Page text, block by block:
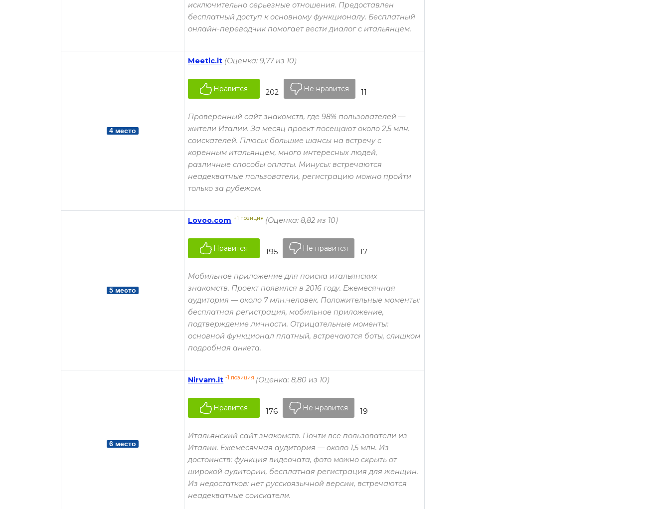
исключительно серьезные отношения. Предоставлен
бесплатный доступ к основному функционалу. Бесплатный
онлайн-переводчик помогает вести диалог с итальянцем.
4 место
Meetic.it (Оценка: 9,77 из 10)
Нравится 202 Не нравится 11
Проверенный сайт знакомств, где 98% пользователей —
жители Италии. За месяц проект посещают около 2,5 млн.
соискателей. Плюсы: большие шансы на встречу с
коренным итальянцем, много интересных людей,
различные способы оплаты. Минусы: встречаются
неадекватные пользователи, регистрацию можно пройти
только за рубежом.
5 место
Lovoo.com +1 позиция (Оценка: 8,82 из 10)
Нравится 195 Не нравится 17
Мобильное приложение для поиска итальянских
знакомств. Проект появился в 2016 году. Ежемесячная
аудитория — около 7 млн.человек. Положительные моменты:
бесплатная регистрация, мобильное приложение,
подтверждение личности. Отрицательные моменты:
основной функционал платный, встречаются боты, слишком
подробная анкета.
6 место
Nirvam.it -1 позиция (Оценка: 8,80 из 10)
Нравится 176 Не нравится 19
Итальянский сайт знакомств. Почти все пользователи из
Италии. Ежемесячная аудитория — около 1,5 млн. Из
достоинств: функция видеочата, фото можно скрыть от
широкой аудитории, бесплатная регистрация для женщин.
Из недостатков: нет русскоязычной версии, встречаются
неадекватные соискатели.